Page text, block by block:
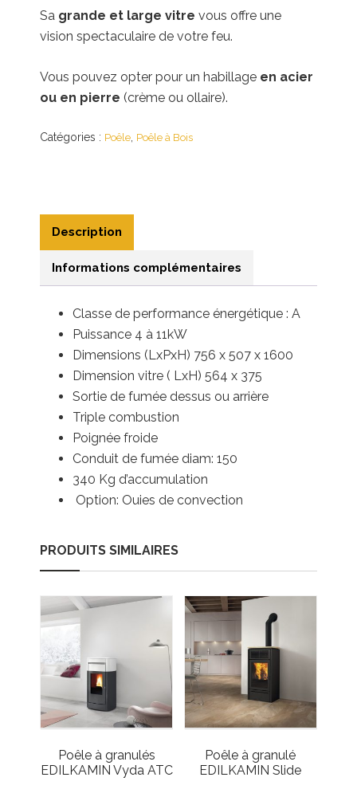
Sa grande et large vitre vous offre une
vision spectaculaire de votre feu.
Vous pouvez opter pour un habillage en acier
ou en pierre (crème ou ollaire).
Catégories : Poêle Poêle à Bois
Description
Informations complémentaires
Classe de performance énergétique : A
Puissance 4 à 11kW
Dimensions (LxPxH) 756 x 507 x 1600
Dimension vitre ( LxH) 564 x 375
Sortie de fumée dessus ou arrière
Triple combustion
Poignée froide
Conduit de fumée diam: 150
340 Kg d’accumulation
Option: Ouies de convection
PRODUITS SIMILAIRES
Poêle à granulés
EDILKAMIN Vyda ATC
Poêle à granulé
EDILKAMIN Slide